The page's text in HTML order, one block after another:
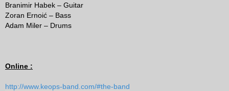
Branimir Habek – Guitar
Zoran Ernoić – Bass
Adam Miler – Drums
Online :
http://www.keops-band.com/#the-band